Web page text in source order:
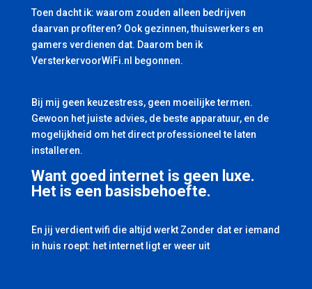
Toen dacht ik: waarom zouden alleen bedrijven
daarvan profiteren? Ook gezinnen, thuiswerkers en
gamers verdienen dat. Daarom ben ik
VersterkervoorWiFi.nl begonnen.
Bij mij geen keuzestress, geen moeilijke termen.
Gewoon het juiste advies, de beste apparatuur, en de
mogelijkheid om het direct professioneel te laten
installeren.
Want goed internet is geen luxe.
Het is een basisbehoefte.
En jij verdient wifi die altijd werkt Zonder dat er iemand
in huis roept: het internet ligt er weer uit